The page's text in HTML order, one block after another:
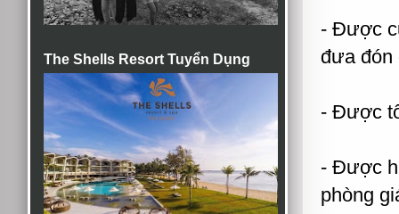
The Shells Resort Tuyển Dụng
- Được
đưa đón
- Được
- Được
phòng